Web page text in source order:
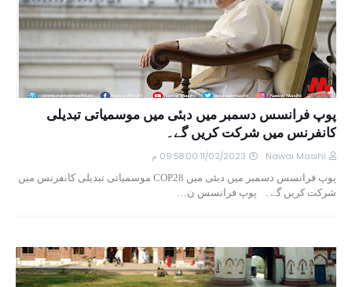
پوپ فرانسس دسمبر میں دبئی میں موسمیاتی تبدیلی
کانفرنس میں شرکت کریں گے۔
Nawai Masihi 11/02/2023 09:58:00 م
پوپ فرانسس دسمبر میں دبئی میں COP28 موسمیاتی تبدیلی کانفرنس میں
شرکت کریں گے۔ پوپ فرانسس ن…